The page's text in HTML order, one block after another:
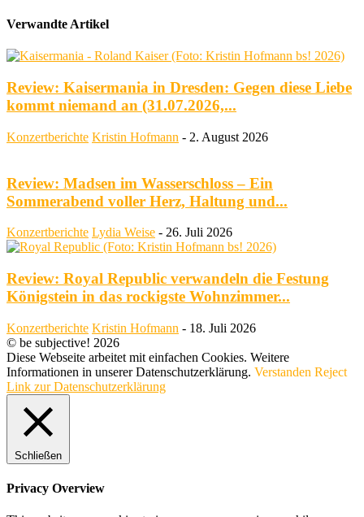
Verwandte Artikel
Review: Kaisermania in Dresden: Gegen diese Liebe
kommt niemand an (31.07.2026,...
Konzertberichte Kristin Hofmann - 2. August 2026
Review: Madsen im Wasserschloss – Ein
Sommerabend voller Herz, Haltung und...
Konzertberichte Lydia Weise - 26. Juli 2026
Review: Royal Republic verwandeln die Festung
Königstein in das rockigste Wohnzimmer...
Konzertberichte Kristin Hofmann - 18. Juli 2026
© be subjective! 2026
Diese Webseite arbeitet mit einfachen Cookies. Weitere
Informationen in unserer Datenschutzerklärung. Verstanden Reject
Link zur Datenschutzerklärung
Schließen
Privacy Overview